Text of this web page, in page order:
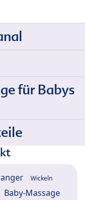
für Babys
Wickeln
Baby-Massage